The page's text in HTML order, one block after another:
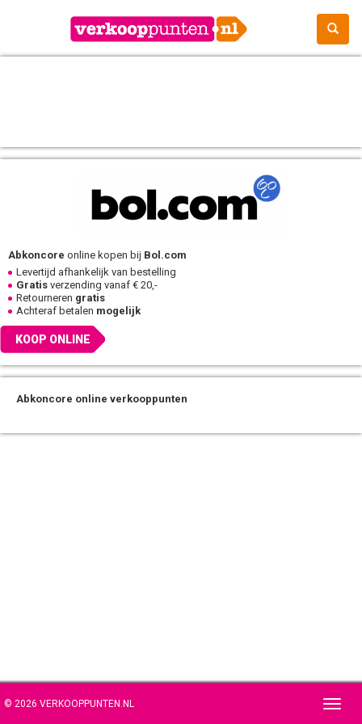
Abkoncore online kopen bij Bol.com
Levertijd afhankelijk van bestelling
Gratis verzending vanaf € 20,-
Retourneren gratis
Achteraf betalen mogelijk
KOOP ONLINE
Abkoncore online verkooppunten
© 2026 VERKOOPPUNTEN.NL